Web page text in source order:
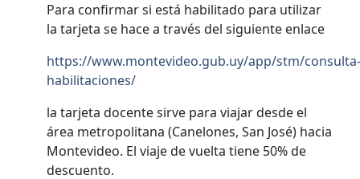
Para confirmar si está habilitado para utilizar
la tarjeta se hace a través del siguiente enlace
https://www.montevideo.gub.uy/app/stm/
habilitaciones/
la tarjeta docente sirve para viajar desde el
área metropolitana (Canelones, San José) hacia
Montevideo. El viaje de vuelta tiene 50% de
descuento.